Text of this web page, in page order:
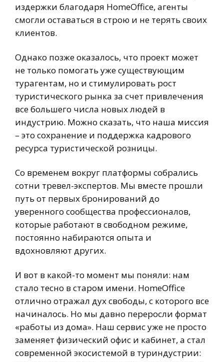
издержки благодаря HomeOffice, агенты
смогли оставаться в строю и не терять своих
клиентов.
Однако позже оказалось, что проект может
не только помогать уже существующим
турагентам, но и стимулировать рост
туристического рынка за счет привлечения
все большего числа новых людей в
индустрию. Можно сказать, что наша миссия
– это сохранение и поддержка кадрового
ресурса туристической розницы.
Со временем вокруг платформы собрались
сотни тревел-экспертов. Мы вместе прошли
путь от первых бронирований до
уверенного сообщества профессионалов,
которые работают в свободном режиме,
постоянно набираются опыта и
вдохновляют других.
И вот в какой-то момент мы поняли: нам
стало тесно в старом имени. HomeOffice
отлично отражал дух свободы, с которого все
начиналось. Но мы давно переросли формат
«работы из дома». Наш сервис уже не просто
заменяет физический офис и кабинет, а стал
современной экосистемой в туриндустрии: